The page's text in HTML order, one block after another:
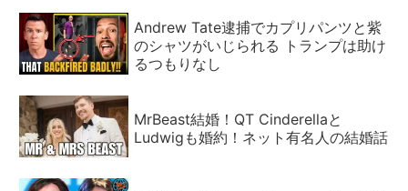
Andrew Tate逮捕でカプリパンツと紫
のシャツがいじられる トランプは助け
るつもりなし
MrBeast結婚！QT Cinderellaと
Ludwigも婚約！ネット有名人の結婚話